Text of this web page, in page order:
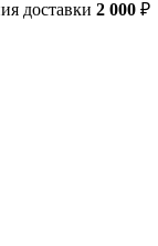
доставки 2 000 ₽